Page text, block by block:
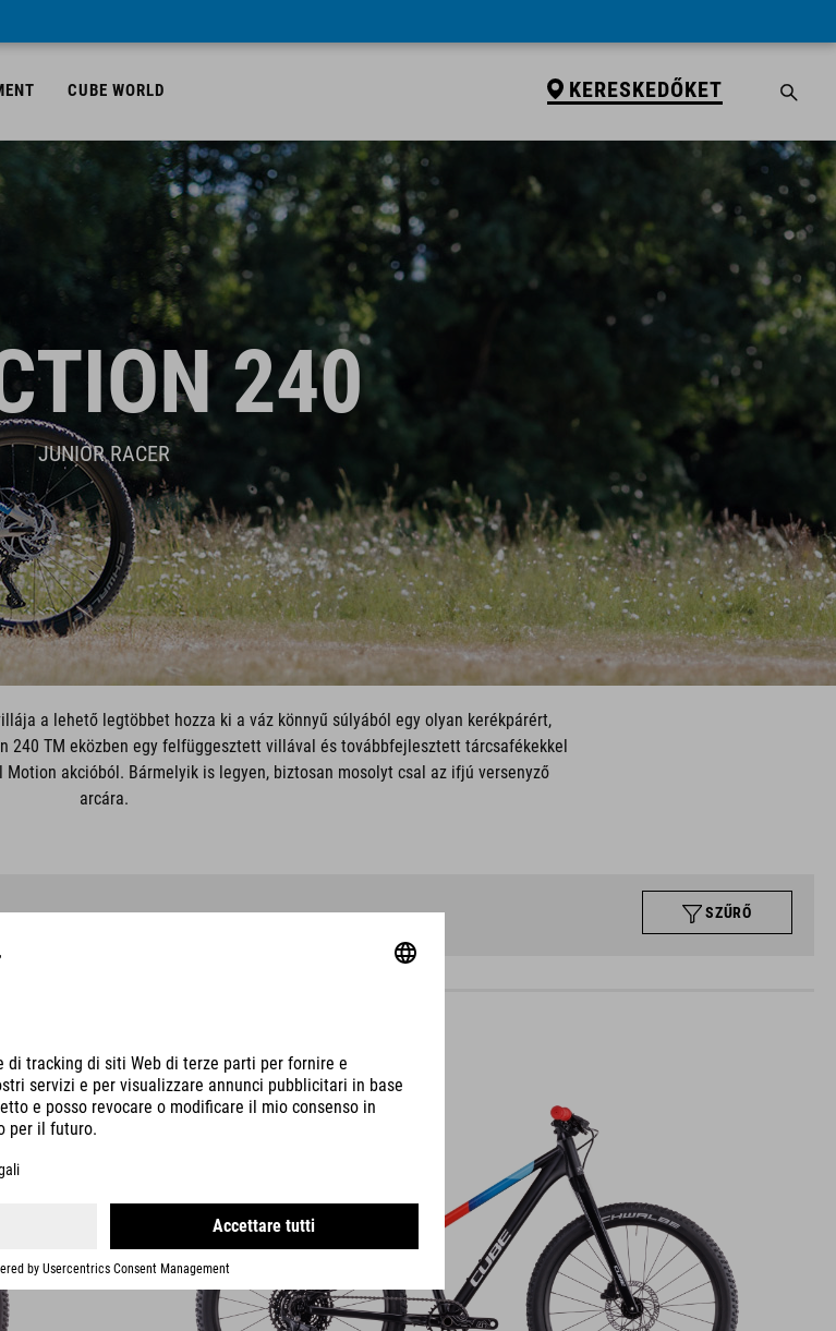
CUBE WORLD KERESKEDŐKET
240
JUNIOR RACER
a lehető legtöbbet hozza ki a váz könnyű súlyából egy olyan kerékpárért,
240 TM eközben egy felfüggesztett villával és továbbfejlesztett tárcsafékekkel
Motion akcióból. Bármelyik is legyen, biztosan mosolyt csal az ifjú versenyző
arcára.
SZŰRŐ
PRO
869EUR